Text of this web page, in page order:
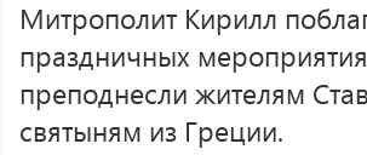
Митрополит Кирилл
праздничных
преподнесли жителям
святыням из Греции.